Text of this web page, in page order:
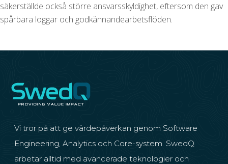
säkerställde också större ansvarsskyldighet, eftersom den gav
spårbara loggar och godkännandearbetsflöden.
Vi tror på att ge värdepåverkan genom Software
Engineering, Analytics och Core-system. SwedQ
arbetar alltid med avancerade teknologier och